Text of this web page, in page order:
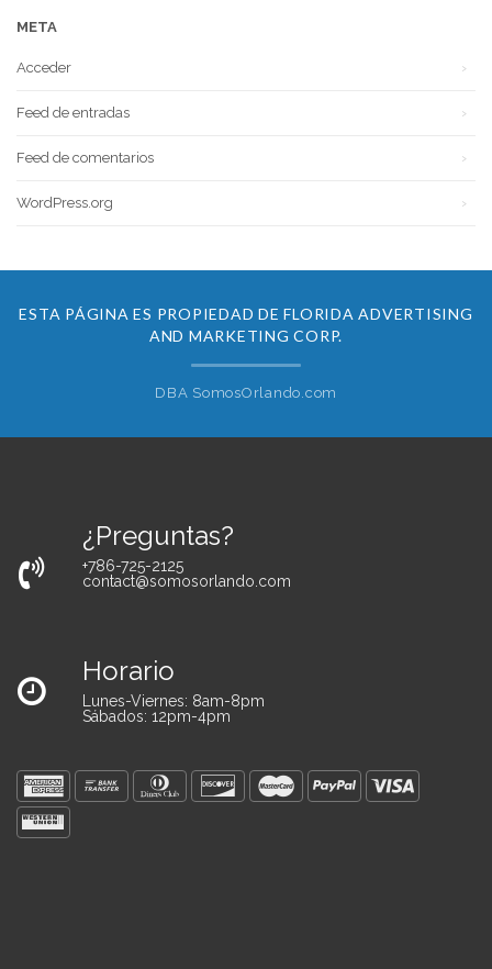
META
Acceder
Feed de entradas
Feed de comentarios
WordPress.org
ESTA PÁGINA ES PROPIEDAD DE FLORIDA ADVERTISING
AND MARKETING CORP.
DBA SomosOrlando.com
¿Preguntas?
+786-725-2125
contact@somosorlando.com
Horario
Lunes-Viernes: 8am-8pm
Sábados: 12pm-4pm